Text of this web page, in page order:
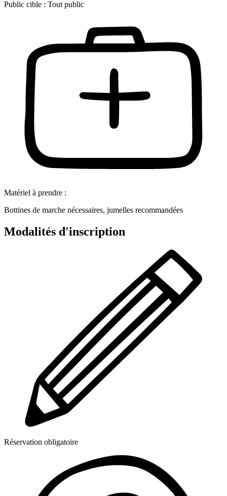
Public cible : Tout public
Matériel à prendre :
Bottines de marche nécessaires, jumelles recommandées
Modalités d'inscription
Réservation obligatoire